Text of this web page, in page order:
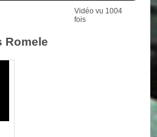
Vidéo vu 1004
fois
Romele